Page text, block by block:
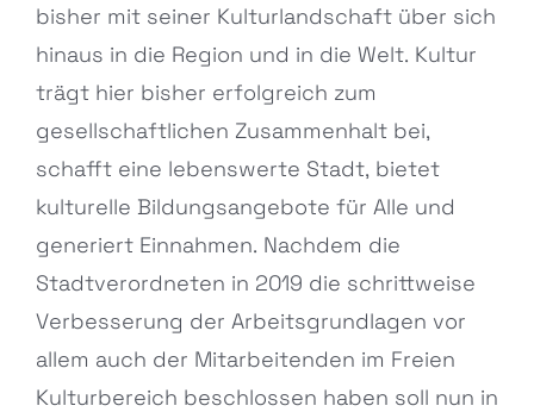
bisher mit seiner Kulturlandschaft über sich
hinaus in die Region und in die Welt. Kultur
trägt hier bisher erfolgreich zum
gesellschaftlichen Zusammenhalt bei,
schafft eine lebenswerte Stadt, bietet
kulturelle Bildungsangebote für Alle und
generiert Einnahmen. Nachdem die
Stadtverordneten in 2019 die schrittweise
Verbesserung der Arbeitsgrundlagen vor
allem auch der Mitarbeitenden im Freien
Kulturbereich beschlossen haben soll nun in